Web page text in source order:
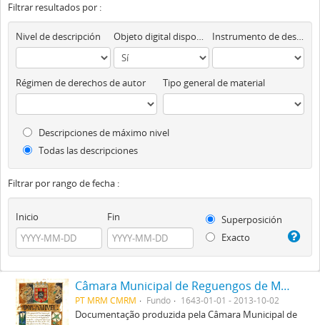
Filtrar resultados por :
Nivel de descripción Objeto digital disponibles Instrumento de descripción
Régimen de derechos de autor Tipo general de material
Descripciones de máximo nivel
Todas las descripciones
Filtrar por rango de fecha :
Inicio Fin
Superposición
Exacto
Câmara Municipal de Reguengos de Monsaraz
PT MRM CMRM Fundo 1643-01-01 - 2013-10-02
Documentação produzida pela Câmara Municipal de